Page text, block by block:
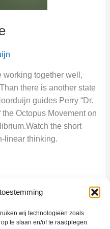
wij technologieën zoals
te slaan en/of te raadplegen.
working together well,
there is another state
guides Perry “Dr.
Octopus Movement on
the short
linear thinking.